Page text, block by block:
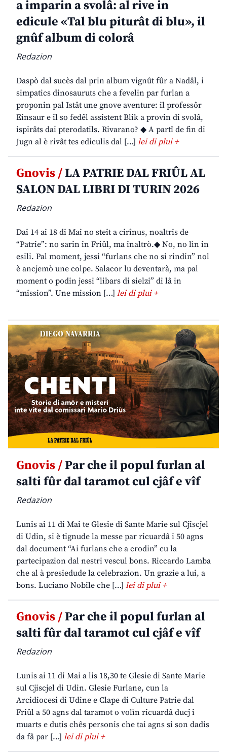
a imparin a svolâ: al rive in
edicule «Tal blu piturât di blu», il
gnûf album di colorâ
Redazion
Daspò dal sucès dal prin album vignût fûr a Nadâl, i
simpatics dinosauruts che a fevelin par furlan a
proponin pal Istât une gnove aventure: il professôr
Einsaur e il so fedêl assistent Blik a provin di svolâ,
ispirâts dai pterodatils. Rivarano? ◆ A partî de fin di
Jugn al è rivât tes ediculis dal […] lei di plui +
Gnovis /LA PATRIE DAL FRIÛL AL
SALON DAL LIBRI DI TURIN 2026
Redazion
Dai 14 ai 18 di Mai no steit a cirînus, noaltris de
“Patrie”: no sarin in Friûl, ma inaltrò.◆ No, no lìn in
esili. Pal moment, jessi “furlans che no si rindin” nol
è ancjemò une colpe. Salacor lu deventarà, ma pal
moment o podin jessi “libars di sielzi” di lâ in
“mission”. Une mission […] lei di plui +
Gnovis /Par che il popul furlan al
salti fûr dal taramot cul cjâf e vîf
Redazion
Lunis ai 11 di Mai te Glesie di Sante Marie sul Cjiscjel
di Udin, si è tignude la messe par ricuardâ i 50 agns
dal document “Ai furlans che a crodin” cu la
partecipazion dal nestri vescul bons. Riccardo Lamba
che al à presiedude la celebrazion. Un grazie a lui, a
bons. Luciano Nobile che […] lei di plui +
Gnovis /Par che il popul furlan al
salti fûr dal taramot cul cjâf e vîf
Redazion
Lunis ai 11 di Mai a lis 18,30 te Glesie di Sante Marie
sul Cjiscjel di Udin. Glesie Furlane, cun la
Arcidiocesi di Udine e Clape di Culture Patrie dal
Friûl a 50 agns dal taramot o volìn ricuardâ ducj i
muarts e dutis chês personis che tai agns si son dadis
da fâ par […] lei di plui +